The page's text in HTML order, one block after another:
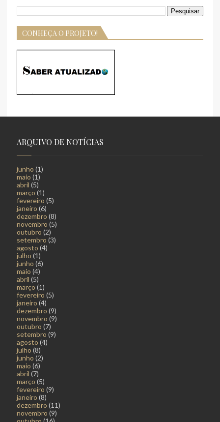
CONHEÇA O PROJETO!
ARQUIVO DE NOTÍCIAS
junho (1)
maio (1)
abril (5)
março (1)
fevereiro (5)
janeiro (6)
dezembro (8)
novembro (5)
outubro (2)
setembro (3)
agosto (4)
julho (1)
junho (6)
maio (4)
abril (5)
março (1)
fevereiro (5)
janeiro (4)
dezembro (9)
novembro (9)
outubro (7)
setembro (9)
agosto (4)
julho (8)
junho (2)
maio (6)
abril (7)
março (5)
fevereiro (9)
janeiro (8)
dezembro (11)
novembro (9)